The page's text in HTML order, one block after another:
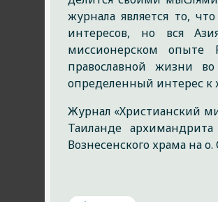
журнала является то,
интересов, но вся
миссионерском опыте
православной жизни
определенный интерес к
Журнал «Христианский
Таиланде
Вознесенского храма на